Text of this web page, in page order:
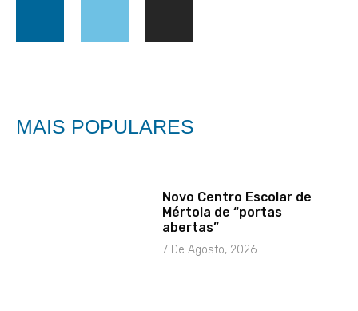
MAIS POPULARES
Novo Centro Escolar de
Mértola de “portas
abertas”
7 De Agosto, 2026